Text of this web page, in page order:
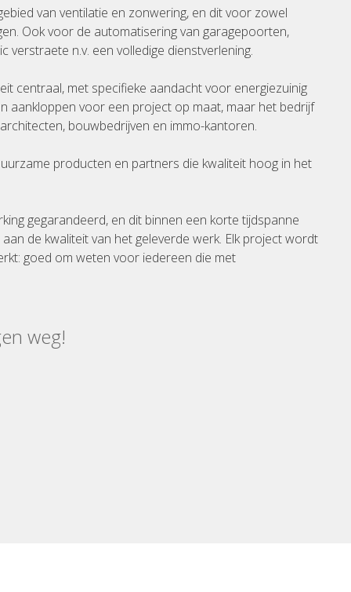
van ventilatie en zonwering, en dit voor zowel
Ook voor de automatisering van garagepoorten,
verstraete n.v. een volledige dienstverlening.
centraal, met specifieke aandacht voor energiezuinig
aankloppen voor een project op maat, maar het bedrijf
bouwbedrijven en immo-kantoren.
producten en partners die kwaliteit hoog in het
gegarandeerd, en dit binnen een korte tijdspanne
de kwaliteit van het geleverde werk. Elk project wordt
goed om weten voor iedereen die met
weg!